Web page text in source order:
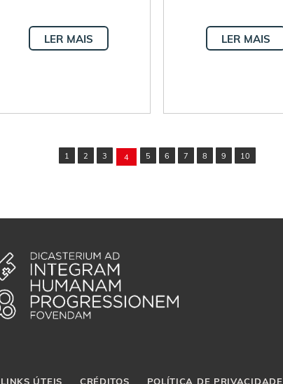
LER MAIS LER MAIS
1 2 3 4 5 6 7 8 9 10
LINKS ÚTEIS CRÉDITOS POLÍTICA DE PRIVACIDADE